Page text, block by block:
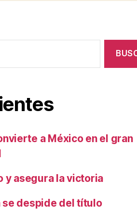
a México en el gran
y asegura la victoria
se despide del título